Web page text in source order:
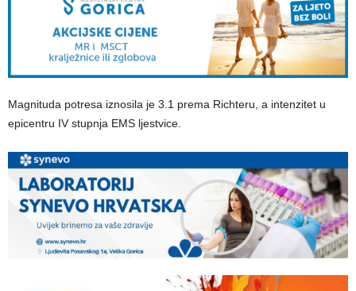
Magnituda potresa iznosila je 3.1 prema Richteru, a intenzitet u
epicentru IV stupnja EMS ljestvice.